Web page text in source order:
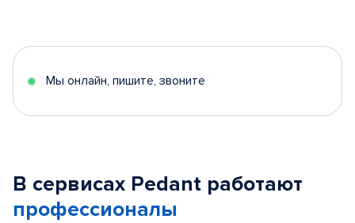
Мы онлайн, пишите, звоните
В сервисах Pedant работают
профессионалы